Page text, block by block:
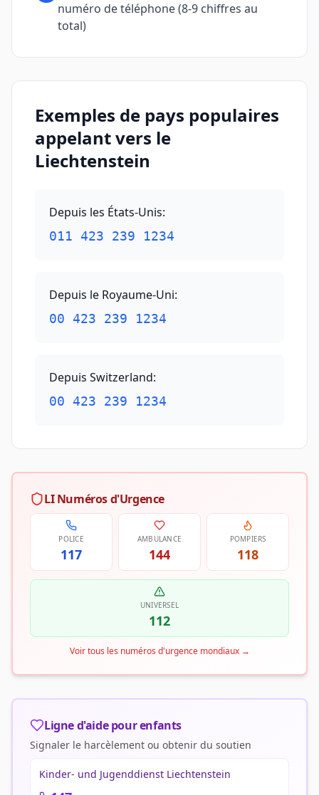
numéro de téléphone (8-9 chiffres au
total)
Exemples de pays populaires
appelant vers le
Liechtenstein
Depuis les États-Unis:
011 423 239 1234
Depuis le Royaume-Uni:
00 423 239 1234
Depuis Switzerland:
00 423 239 1234
LI Numéros d'Urgence
POLICE
117
AMBULANCE
144
POMPIERS
118
UNIVERSEL
112
Voir tous les numéros d'urgence mondiaux→
Ligne d'aide pour enfants
Signaler le harcèlement ou obtenir du soutien
Kinder- und Jugenddienst Liechtenstein